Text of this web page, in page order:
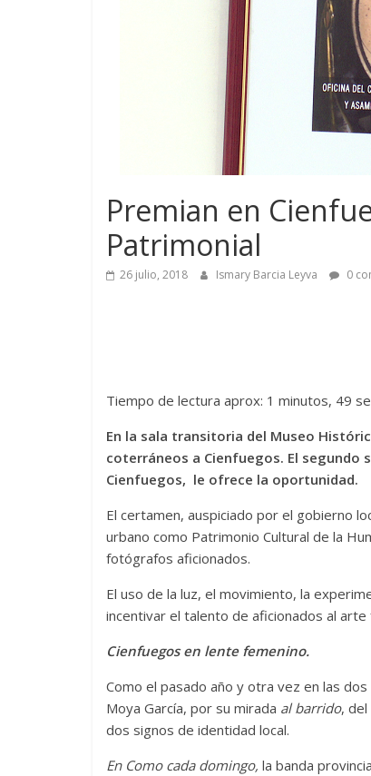
Premian en
Patrimonial
26 julio, 2018 Ismary Barcia Leyva 0
Tiempo de lectura aprox: 1 minutos, 49
En la sala transitoria del Museo
coterráneos a Cienfuegos. El segundo
Cienfuegos, le ofrece la oportunidad.
El certamen, auspiciado por el gobierno
urbano como Patrimonio Cultural de la
fotógrafos aficionados.
El uso de la luz, el movimiento, la
incentivar el talento de aficionados al
Cienfuegos en lente femenino.
Como el pasado año y otra vez en las
Moya García, por su mirada al barrido, del
dos signos de identidad local.
En Como cada domingo, la banda